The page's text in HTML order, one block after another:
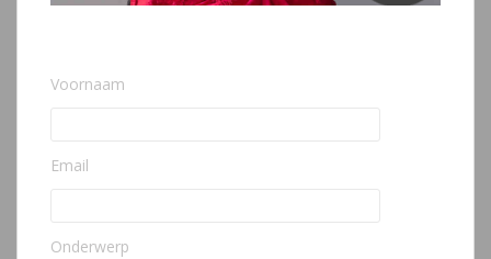
Voornaam
Email
Onderwerp